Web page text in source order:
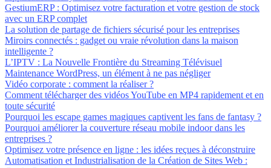
GestiumERP : Optimisez votre facturation et votre gestion de stock
avec un ERP complet
La solution de partage de fichiers sécurisé pour les entreprises
Miroirs connectés : gadget ou vraie révolution dans la maison
intelligente ?
L’IPTV : La Nouvelle Frontière du Streaming Télévisuel
Maintenance WordPress, un élément à ne pas négliger
Vidéo corporate : comment la réaliser ?
Comment télécharger des vidéos YouTube en MP4 rapidement et en
toute sécurité
Pourquoi les escape games magiques captivent les fans de fantasy ?
Pourquoi améliorer la couverture réseau mobile indoor dans les
entreprises ?
Optimisez votre présence en ligne : les idées reçues à déconstruire
Automatisation et Industrialisation de la Création de Sites Web :